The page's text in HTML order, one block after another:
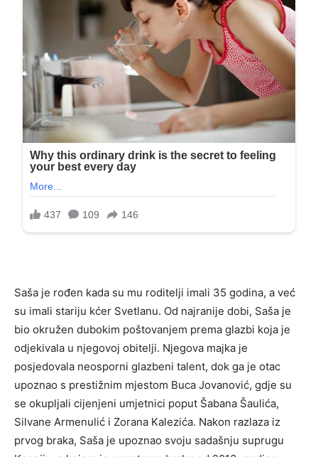
Saša je rođen kada su mu roditelji imali 35 godina, a već
su imali stariju kćer Svetlanu. Od najranije dobi, Saša je
bio okružen dubokim poštovanjem prema glazbi koja je
odjekivala u njegovoj obitelji. Njegova majka je
posjedovala neosporni glazbeni talent, dok ga je otac
upoznao s prestižnim mjestom Buca Jovanović, gdje su
se okupljali cijenjeni umjetnici poput Šabana Šaulića,
Silvane Armenulić i Zorana Kalezića. Nakon razlaza iz
prvog braka, Saša je upoznao svoju sadašnju suprugu